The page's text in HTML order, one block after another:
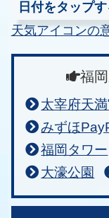
日付をタップ
天気アイコンの
福
太宰府天
みずほ
福岡タワー
大濠公園